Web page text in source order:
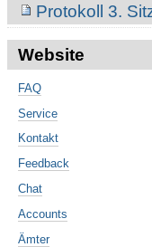
Protokoll 3.
Website
FAQ
Service
Kontakt
Feedback
Chat
Accounts
Ämter